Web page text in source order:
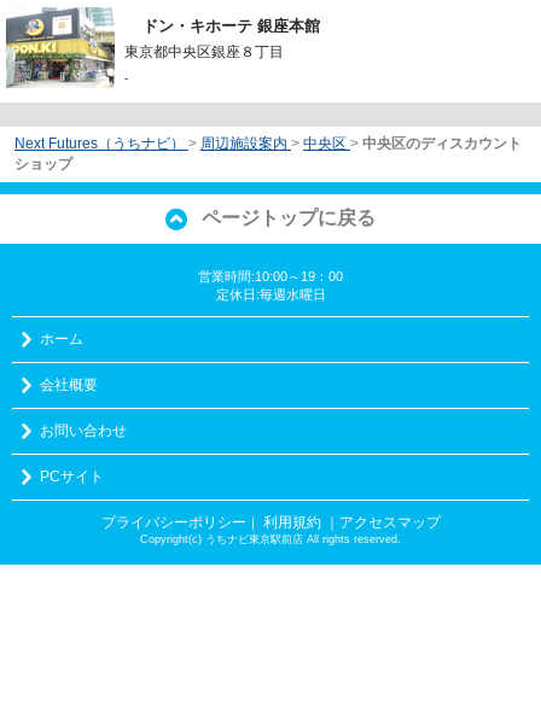
ドン・キホーテ 銀座本館
東京都中央区銀座８丁目
-
Next Futures（うちナビ） > 周辺施設案内 > 中央区 > 中央区のディスカウント
ショップ
ページトップに戻る
営業時間:10:00～19：00
定休日:毎週水曜日
ホーム
会社概要
お問い合わせ
PCサイト
プライバシーポリシー ｜ 利用規約 ｜アクセスマップ
Copyright(c) うちナビ東京駅前店 All rights reserved.